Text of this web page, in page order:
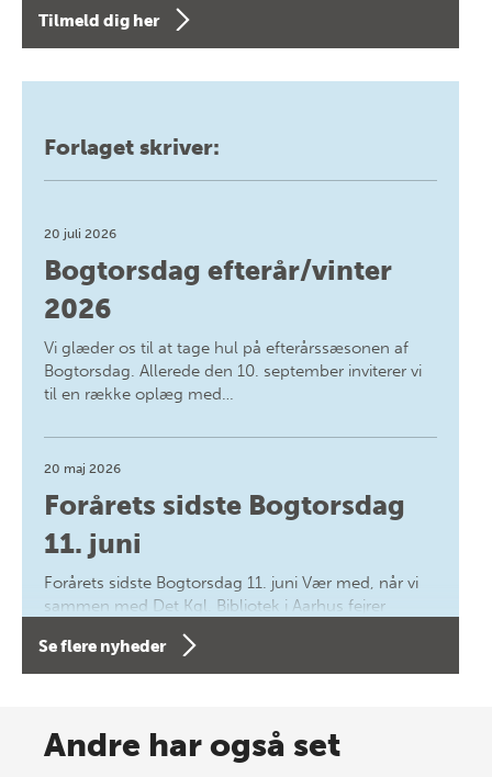
Tilmeld dig her
Forlaget skriver:
20 juli 2026
Bogtorsdag efterår/vinter
2026
Vi glæder os til at tage hul på efterårssæsonen af
Bogtorsdag. Allerede den 10. september inviterer vi
til en række oplæg med…
20 maj 2026
Forårets sidste Bogtorsdag
11. juni
Forårets sidste Bogtorsdag 11. juni Vær med, når vi
sammen med Det Kgl. Bibliotek i Aarhus fejrer
forfatterne bag vores nyes…
Spar op til 70% til sommer-
Se flere nyheder
Andre har også set